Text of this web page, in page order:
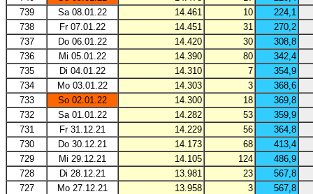
739
Sa 08.01.22 14.461 10
224,1
738
Fr 07.01.22 14.451 31
270,2
737
Do 06.01.22 14.420 30
308,8
736
Mi 05.01.22 14.390 80
342,4
735
Di 04.01.22 14.310 7
354,9
734
Mo 03.01.22 14.303 3
368,6
733
So 02.01.22 14.300 18
369,8
732
Sa 01.01.22 14.282 53
359,9
731
Fr 31.12.21 14.229 56
364,8
730
Do 30.12.21 14.173 68
413,4
729
Mi 29.12.21 14.105 124
486,9
728
Di 28.12.21 13.981 23
567,8
727
Mo 27.12.21 13.958 3
567,8